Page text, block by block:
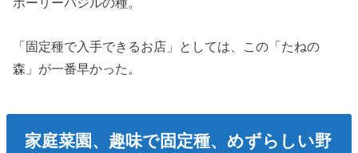
「固定種で入手できるお店」としては、この「たねの
森」が一番早かった。
家庭菜園、趣味で固定種、めずらしい野